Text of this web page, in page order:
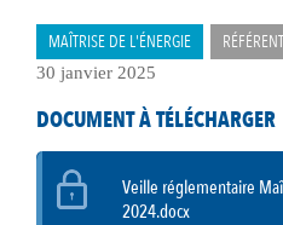
MAÎTRISE DE L'ÉNERGIE
30 janvier 2025
DOCUMENT À TÉLÉCHARGER
Veille réglementaire
2024.docx